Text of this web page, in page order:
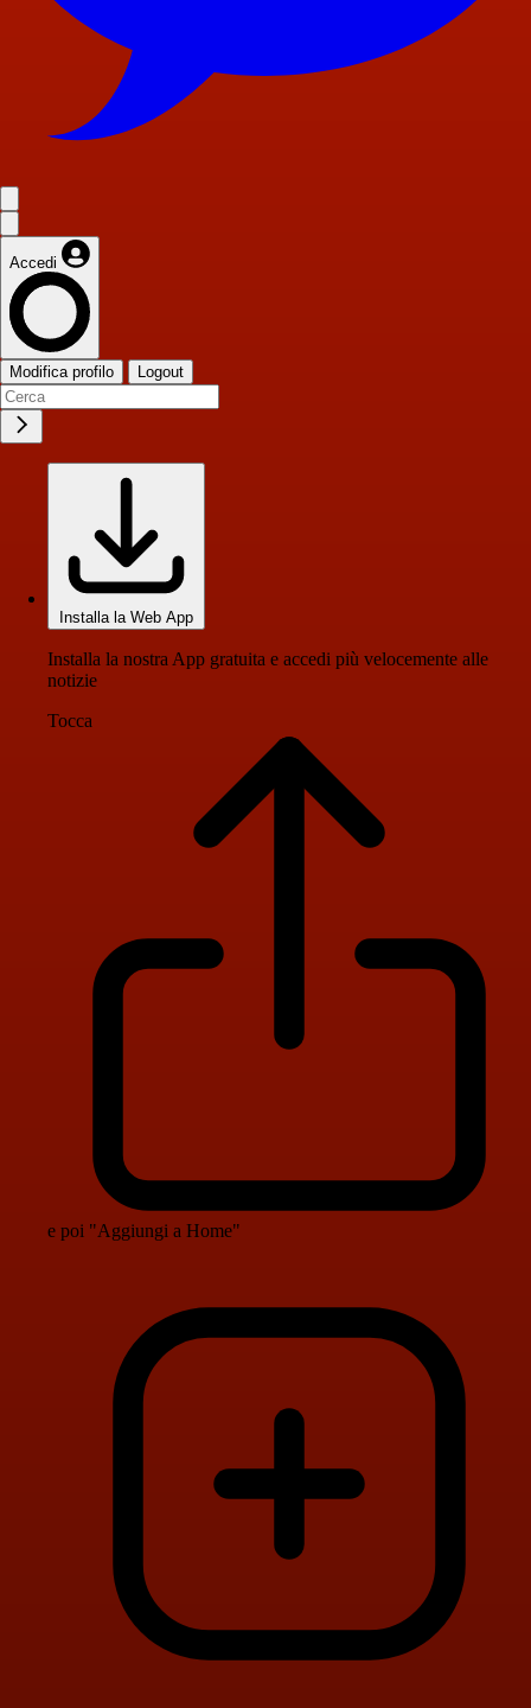
Accedi
Modifica profilo Logout
Installa la Web App
Installa la nostra App gratuita e accedi più velocemente alle
notizie
Tocca
e poi "Aggiungi a Home"